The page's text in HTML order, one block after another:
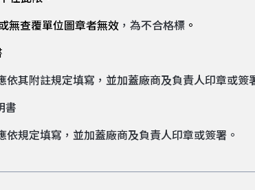
無查覆單位圖章者無效 ，為不合格標 。
依其附註規定填寫，並加蓋廠商及負責人印章或簽
書
依規定填寫，並加蓋廠商及負責人印章或簽署。